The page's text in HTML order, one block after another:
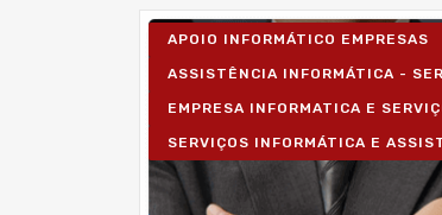
APOIO INFORMÁTICO EMPRESAS
ASSISTÊNCIA INFORMÁTICA -
EMPRESA INFORMATICA E
SERVIÇOS INFORMÁTICA E